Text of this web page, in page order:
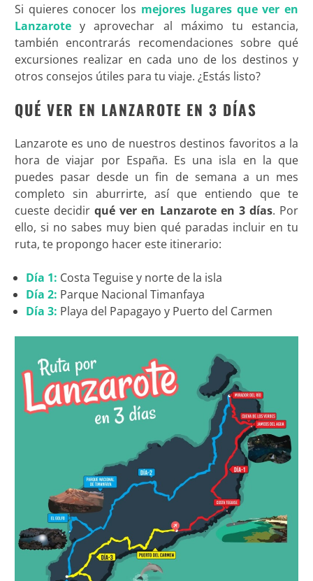
Si quieres conocer los mejores lugares que ver en
Lanzarotey aprovechar al máximo tu estancia,
también encontrarás recomendaciones sobre qué
excursiones realizar en cada uno de los destinos y
otros consejos útiles para tu viaje. ¿Estás listo?
QUÉ VER EN LANZAROTE EN 3 DÍAS
Lanzarote es uno de nuestros destinos favoritos a la
hora de viajar por España. Es una isla en la que
puedes pasar desde un fin de semana a un mes
completo sin aburrirte, así que entiendo que te
cueste decidirqué ver en Lanzarote en 3 días. Por
ello, si no sabes muy bien qué paradas incluir en tu
ruta, te propongo hacer este itinerario:
Día 1: Costa Teguise y norte de la isla
Día 2: Parque Nacional Timanfaya
Día 3: Playa del Papagayo y Puerto del Carmen